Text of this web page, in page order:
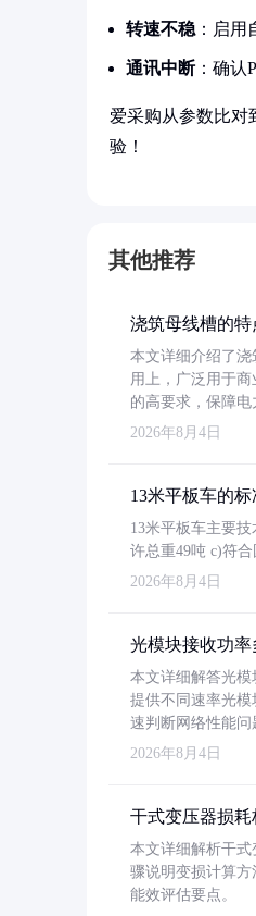
转速不稳 ：启
通讯中断：确认
爱采购从参数比对
验！
其他推荐
浇筑母线槽的
本文详细介绍了
用上，广泛用于
的高要求，保障电
2026年8月4日
13米平板车的
13米平板车主要
许总重49吨 c)符
2026年8月4日
光模块接收功率
本文详细解答光模
提供不同速率光
速判断网络性能问
2026年8月4日
干式变压器损
本文详细解析干式
骤说明变损计算方
能效评估要点。